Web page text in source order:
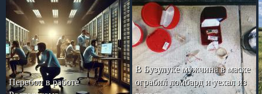
Перебои в работе
В Бузулуке мужчина в маске
ограбил ломбард и уехал из